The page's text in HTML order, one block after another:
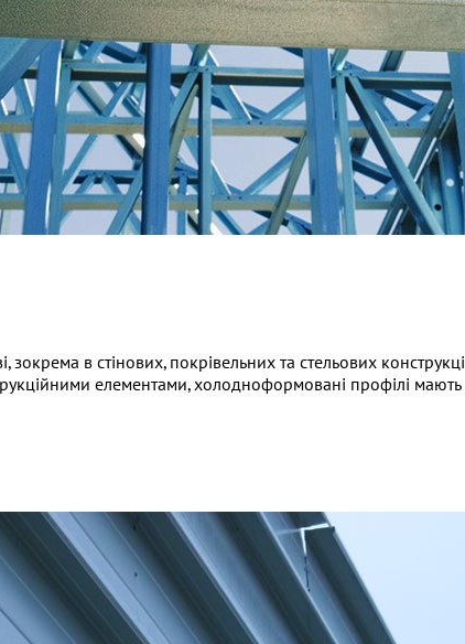
зокрема в стінових, покрівельних та стельових
елементами, холодноформовані профілі мають